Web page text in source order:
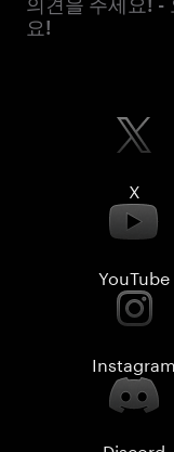
요!
X
YouTube
Instagram